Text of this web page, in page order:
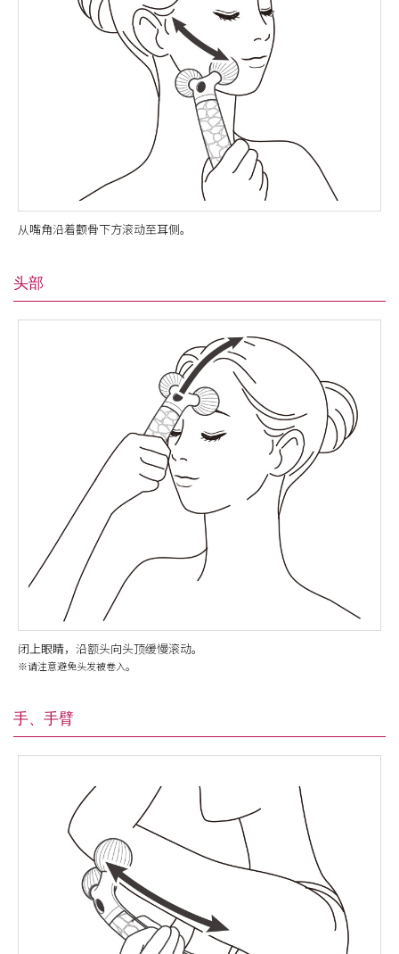
从嘴角沿着颧骨下方滚动至耳侧。
头部
闭上眼睛，沿额头向头顶缓慢滚动。
※请注意避免头发被卷入。
手、手臂